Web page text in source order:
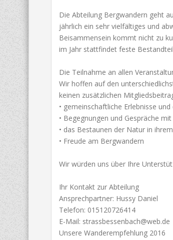
Die Abteilung Bergwandern geht
jährlich ein sehr vielfältiges und
Beisammensein kommt nicht zu
im Jahr stattfindet feste
Die Teilnahme an allen
Wir hoffen auf den
keinen zusätzlichen
• gemeinschaftliche Erlebnisse
• Begegnungen und Gespräche
• das Bestaunen der Natur in
• Freude am Bergwandern
Wir würden uns über Ihre
Ihr Kontakt zur Abteilung
Ansprechpartner: Hussy Daniel
Telefon: 015120726414
E-Mail: strassbessenbach@web.de
Unsere Wanderempfehlung 2016